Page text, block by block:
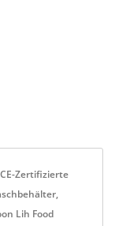
Zertifizierte
Lih Food